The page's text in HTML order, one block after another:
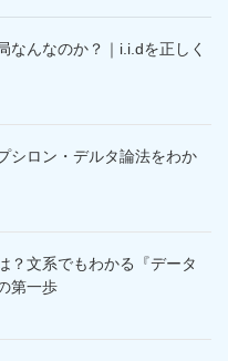
なんなのか？｜i.i.dを正しく
シロン・デルタ論法をわか
？文系でもわかる『データ
第一歩